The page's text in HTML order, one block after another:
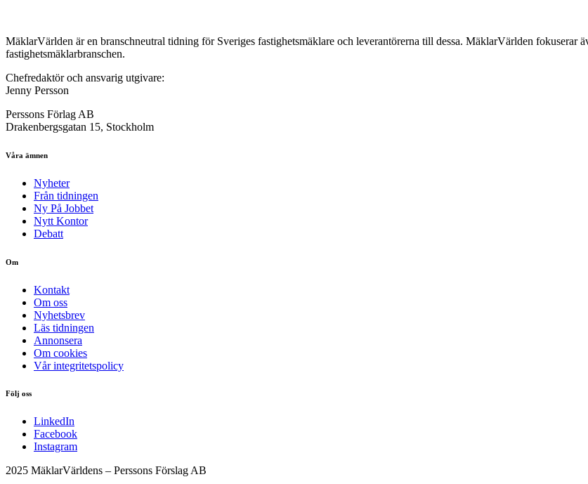
MäklarVärlden är en branschneutral tidning för Sveriges fastighetsmäklare och leverantörerna till dessa. MäklarVärlden fokuserar
fastighetsmäklarbranschen.
Chefredaktör och ansvarig utgivare:
Jenny Persson
Perssons Förlag AB
Drakenbergsgatan 15, Stockholm
Våra ämnen
Nyheter
Från tidningen
Ny På Jobbet
Nytt Kontor
Debatt
Om
Kontakt
Om oss
Nyhetsbrev
Läs tidningen
Annonsera
Om cookies
Vår integritetspolicy
Följ oss
LinkedIn
Facebook
Instagram
2025 MäklarVärldens – Perssons Förslag AB